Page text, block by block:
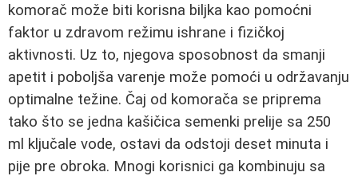
komorač može biti korisna biljka kao pomoćni
faktor u zdravom režimu ishrane i fizičkoj
aktivnosti. Uz to, njegova sposobnost da smanji
apetit i poboljša varenje može pomoći u održavanju
optimalne težine. Čaj od komorača se priprema
tako što se jedna kašičica semenki prelije sa 250
ml ključale vode, ostavi da odstoji deset minuta i
pije pre obroka. Mnogi korisnici ga kombinuju sa